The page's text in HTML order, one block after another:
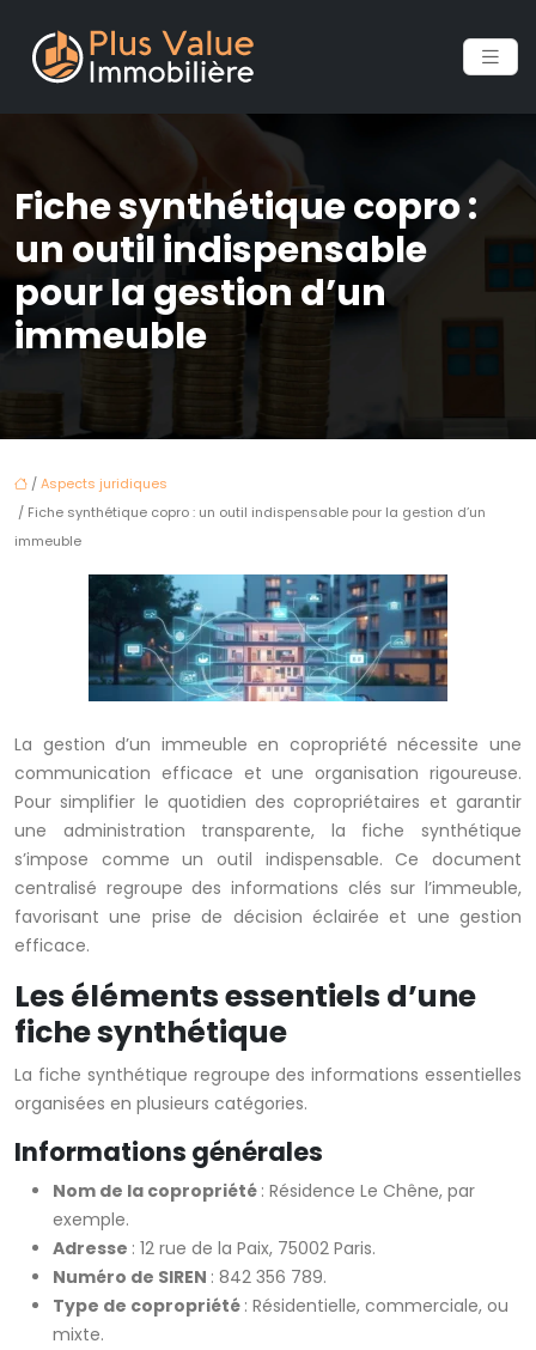
Fiche synthétique copro :
un outil indispensable
pour la gestion d’un
immeuble
/Aspects juridiques
/ Fiche synthétique copro : un outil indispensable pour la gestion d’un
immeuble
La gestion d’un immeuble en copropriété nécessite une
communication efficace et une organisation rigoureuse.
Pour simplifier le quotidien des copropriétaires et garantir
une administration transparente, la fiche synthétique
s’impose comme un outil indispensable. Ce document
centralisé regroupe des informations clés sur l’immeuble,
favorisant une prise de décision éclairée et une gestion
efficace.
Les éléments essentiels d’une
fiche synthétique
La fiche synthétique regroupe des informations essentielles
organisées en plusieurs catégories.
Informations générales
Nom de la copropriété : Résidence Le Chêne, par
exemple.
Adresse : 12 rue de la Paix, 75002 Paris.
Numéro de SIREN : 842 356 789.
Type de copropriété : Résidentielle, commerciale, ou
mixte.